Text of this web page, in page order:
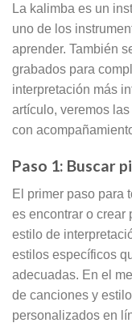
La kalimba es un
uno de los
aprender. También
grabados para
interpretación más
artículo, veremos
con
Paso 1: Buscar
El primer paso para
es encontrar o crear
estilo de
estilos específicos
adecuadas. En el
de canciones y
personalizados en